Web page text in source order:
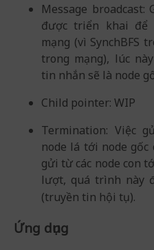
Message broadcast:
được triển khai để
mạng (vì SynchBFS
trong mạng), lúc
tin nhắn sẽ là node
Child pointer: WIP
Termination: Việc
node lá tới node
gửi từ các node con
lượt, quá trình này
(truyền tin hội tụ).
Ứng dụng